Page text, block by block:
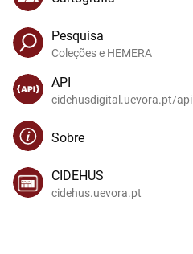
Pesquisa
Coleções e HEMERA
API
cidehusdigital.uevora.pt/api
Sobre
CIDEHUS
cidehus.uevora.pt